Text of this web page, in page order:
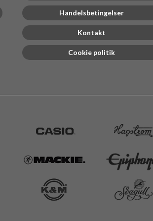
Handelsbetingelser
Kontakt
Cookie politik